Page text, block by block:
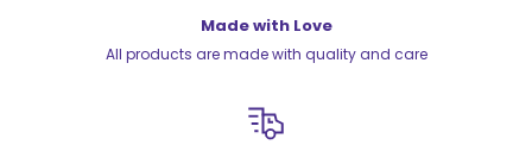
Made with Love
All products are made with quality and care